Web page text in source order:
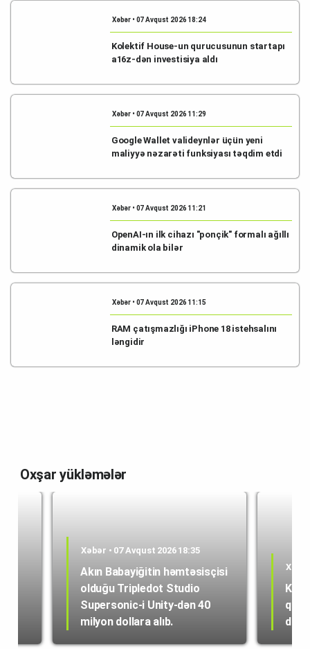
Xəbər • 07 Avqust 2026 18:24
Kolektif House-un qurucusunun startapı
a16z-dən investisiya aldı
Xəbər • 07 Avqust 2026 11:29
Google Wallet valideynlər üçün yeni
maliyyə nəzarəti funksiyası təqdim etdi
Xəbər • 07 Avqust 2026 11:21
OpenAI-ın ilk cihazı "ponçik" formalı ağıllı
dinamik ola bilər
Xəbər • 07 Avqust 2026 11:15
RAM çatışmazlığı iPhone 18 istehsalını
ləngidir
Oxşar yükləmələr
Xəbər • 07 Avqust 2026 18:35
Akın Babayiğitin həmtəsisçisi
olduğu Tripledot Studio
Supersonic-i Unity-dən 40
milyon dollara alıb.
dən